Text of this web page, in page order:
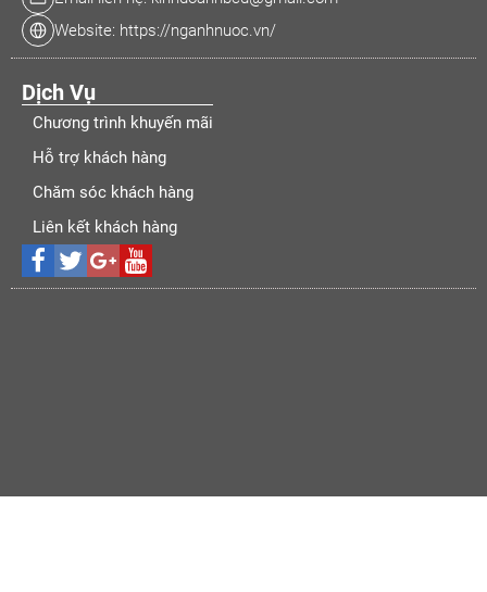
Website: https://nganhnuoc.vn/
Dịch Vụ
Chương trình khuyến mãi
Hỗ trợ khách hàng
Chăm sóc khách hàng
Liên kết khách hàng